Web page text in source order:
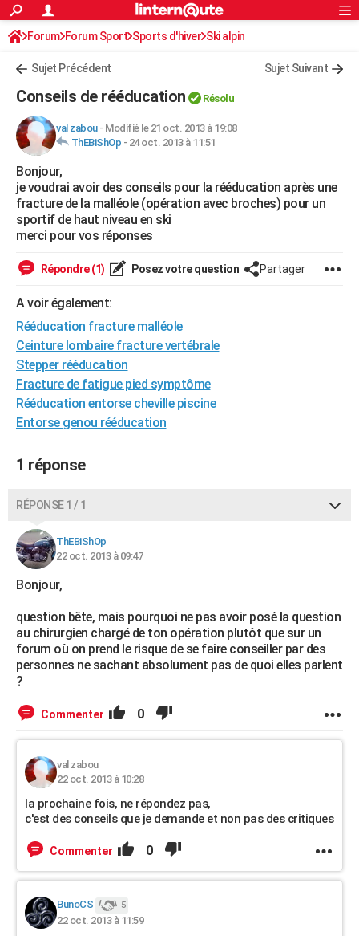
ACTUALITÉS
Politique
Société
Faits Divers
Education
Monde
Villes
+
FINANCE
Retraite
Impôts
Epargne
Immobilier
Risques naturels par ville
Banque
Assurance
Crédit
AUTO
Essais
Réserver un essai
Citadines
Berlines
SUV
Forum auto
+HIGH-TECH
Mobiles
Meilleur smartphone
Internet
Ordinateurs
Jeux vidéo
Guide high-tech
+BRICOLAGE
Forum
Aménagement intérieur
Extérieur
Cuisine
Salle de bains
Jardinage
Rangement
Guides de France
Escapades
Patrimoine
Expositions
Musées
Week-end nature
Art de vivre
Bien-être
Loisirs
Mode
Modes de vie
Alimentation
Guide de la santé
Maladies
Médicaments
Sommeil
VOYAGE
Destinations
City break
Voyage nature
Voyage de noces
Forum
PHOTO
GUIDES D'ACHAT
CARTE DE VOEUX
Carte de Noël
Carte Bonne année
Carte Saint-Valentin
Carte Pâques
Carte d'anniversaire
DICTIONNAIRE
Dictionnaire
Biographies
Citations
Expressions
Proverbes
PROGRAMME TV
FORUM
Bricolage
Lifestyle
Culture
Sport
Auto
Television
Voyage
Cinema
S'inscrire
Connexion
Forum Forum Sport Sports d'hiver Ski alpin
Sujet Précédent Sujet Suivant
Conseils de rééducation Résolu
val zabou- Modifié le 21 oct. 2013 à 19:08
ThEBiShOp - 24 oct. 2013 à 11:51
Bonjour,
je voudrai avoir des conseils pour la rééducation après une
fracture de la malléole (opération avec broches) pour un
sportif de haut niveau en ski
merci pour vos réponses
Répondre (1) Posez votre question Partager
A voir également:
Rééducation fracture malléole
Ceinture lombaire fracture vertébrale
Stepper rééducation
Fracture de fatigue pied symptôme
Rééducation entorse cheville piscine
Entorse genou rééducation
1 réponse
RÉPONSE 1 / 1
ThEBiShOp
22 oct. 2013 à 09:47
Bonjour,
question bête, mais pourquoi ne pas avoir posé la question
au chirurgien chargé de ton opération plutôt que sur un
forum où on prend le risque de se faire conseiller par des
personnes ne sachant absolument pas de quoi elles parlent
?
Commenter 0
val zabou
22 oct. 2013 à 10:28
la prochaine fois, ne répondez pas,
c'est des conseils que je demande et non pas des critiques
Commenter 0
BunoCS 5
22 oct. 2013 à 11:59